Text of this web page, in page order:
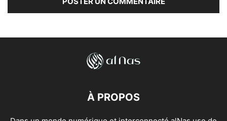
À PROPOS